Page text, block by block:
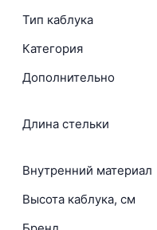
Тип каблука
Категория
Дополнительно
Длина стельки
Внутренний материал
Высота каблука, см